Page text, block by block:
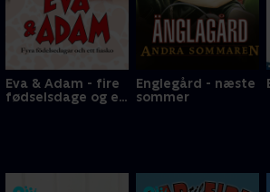
Eva & Adam - fire
fødselsdage og en
Englegård - næste
sommer